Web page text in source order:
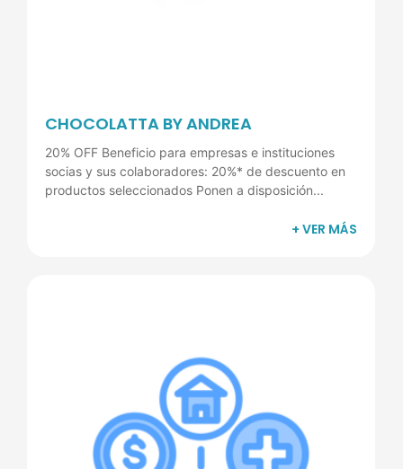
CHOCOLATTA BY ANDREA
20% OFF Beneficio para empresas e instituciones
socias y sus colaboradores: 20%* de descuento en
productos seleccionados Ponen a disposición...
+ VER MÁS